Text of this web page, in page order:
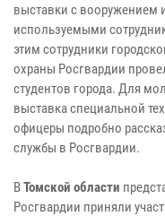
выставки с вооружением
используемыми
этим сотрудники
охраны Росгвардии
студентов города. Для
выставка специальной
офицеры подробно
службы в Росгвардии.
ВТомской области
Росгвардии приняли